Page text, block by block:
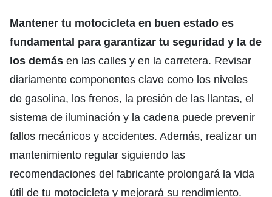
Mantener tu motocicleta en buen estado es
fundamental para garantizar tu seguridad y la de
los demás en las calles y en la carretera. Revisar
diariamente componentes clave como los niveles
de gasolina, los frenos, la presión de las llantas, el
sistema de iluminación y la cadena puede prevenir
fallos mecánicos y accidentes. Además, realizar un
mantenimiento regular siguiendo las
recomendaciones del fabricante prolongará la vida
útil de tu motocicleta y mejorará su rendimiento.